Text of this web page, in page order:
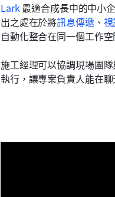
Lark 最適合成長中的中小
出之處在於將訊息傳遞、
自動化整合在同一個工作
施工經理可以協調現場團
執行，讓專案負責人能在